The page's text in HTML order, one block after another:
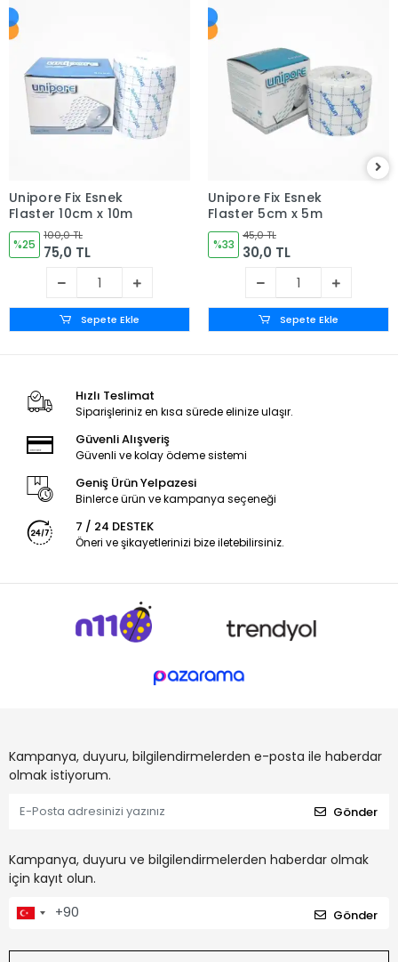
Unipore Fix Esnek
Flaster 10cm x 10m
%25
100,0 TL
75,0 TL
Sepete Ekle
Unipore Fix Esnek
Flaster 5cm x 5m
%33
45,0 TL
30,0 TL
Sepete Ekle
Hızlı Teslimat
Siparişleriniz en kısa sürede elinize ulaşır.
Güvenli Alışveriş
Güvenli ve kolay ödeme sistemi
Geniş Ürün Yelpazesi
Binlerce ürün ve kampanya seçeneği
7 / 24 DESTEK
Öneri ve şikayetlerinizi bize iletebilirsiniz.
Kampanya, duyuru, bilgilendirmelerden e-posta ile haberdar
olmak istiyorum.
Gönder
Kampanya, duyuru ve bilgilendirmelerden haberdar olmak
için kayıt olun.
Gönder